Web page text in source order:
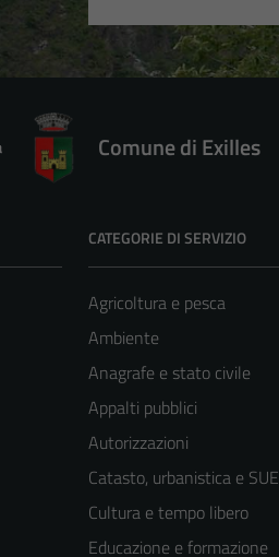
Comune di Exilles
CATEGORIE DI SERVIZIO
Agricoltura e pesca
Ambiente
Anagrafe e stato civile
Appalti pubblici
Autorizzazioni
Catasto, urbanistica e SUE
Cultura e tempo libero
Educazione e formazione